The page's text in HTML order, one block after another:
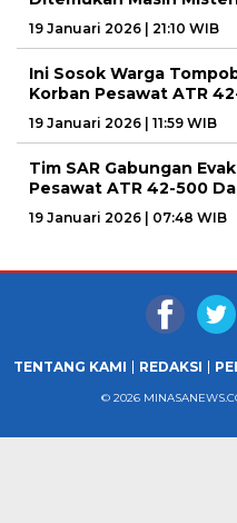
19 Januari 2026 | 21:10 WIB
Ini Sosok Warga
Korban Pesawat ATR
19 Januari 2026 | 11:59 WIB
Tim SAR Gabungan
Pesawat ATR 42-500
19 Januari 2026 | 07:48 WIB
TENTANG KAMI REDAKSI
© 2026